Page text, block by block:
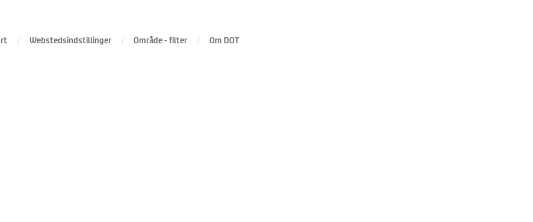
Webstedsindstillinger Område - filter Om DOT